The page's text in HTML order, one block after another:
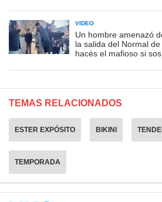
VIDEO
Un hombre amenazó
la salida del Normal
hacés el mafioso si
TEMAS RELACIONADOS
ESTER EXPÓSITO BIKINI
TEMPORADA